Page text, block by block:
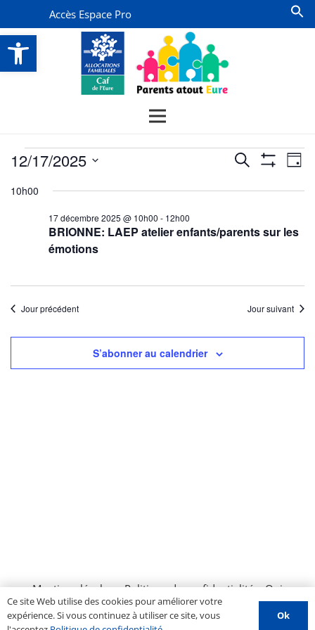
Ouvrir la barre d’outils
Accès Espace Pro
Évènements
for
décembre
2025
Recherche
de
Recherche
Filtres
Jour
12/17/2025
une
10h00
BRIONNE: LAEP atelier enfants/parents sur les
émotions
17 décembre 2025 @ 10h00 - 12h00
Jour précédent Jour suivant
S’abonner au calendrier
Mentions légales–Politique de confidentialité–Qui
sommes nous ?–Contactez-nous –Espace PROS
Soumettre un évènement
Ce site Web utilise des cookies pour améliorer votre
expérience. Si vous continuez à utiliser ce site, vous
Ok